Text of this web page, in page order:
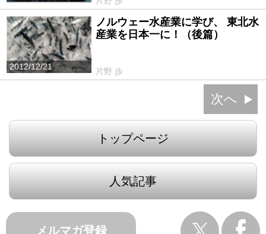
2012/12/21
ノルウェー水産業に学び、 東北水
産業を日本一に！（後篇）
片野 歩
次へ
トップページ
人気記事
メルマガ登録